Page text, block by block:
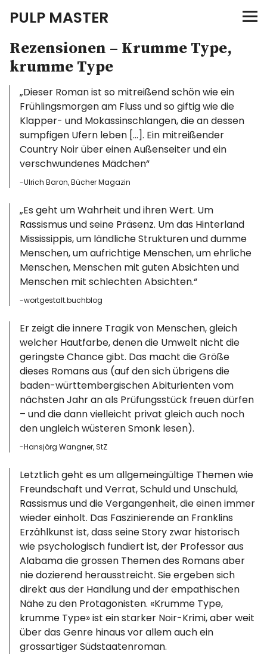
PULP MASTER
Programm
Merch
News
Instagram
Info
Rezensionen – Krumme Type,
krumme Type
„Dieser Roman ist so mitreißend schön wie ein
Frühlingsmorgen am Fluss und so giftig wie die
Klapper- und Mokassinschlangen, die an dessen
sumpfigen Ufern leben […]. Ein mitreißender
Country Noir über einen Außenseiter und ein
verschwundenes Mädchen“
-Ulrich Baron, Bücher Magazin
„Es geht um Wahrheit und ihren Wert. Um
Rassismus und seine Präsenz. Um das Hinterland
Mississippis, um ländliche Strukturen und dumme
Menschen, um aufrichtige Menschen, um ehrliche
Menschen, Menschen mit guten Absichten und
Menschen mit schlechten Absichten.“
-wortgestalt.buchblog
Er zeigt die innere Tragik von Menschen, gleich
welcher Hautfarbe, denen die Umwelt nicht die
geringste Chance gibt. Das macht die Größe
dieses Romans aus (auf den sich übrigens die
baden-württembergischen Abiturienten vom
nächsten Jahr an als Prüfungsstück freuen dürfen
– und die dann vielleicht privat gleich auch noch
den ungleich wüsteren Smonk lesen).
-Hansjörg Wangner, StZ
Letztlich geht es um allgemeingültige Themen wie
Freundschaft und Verrat, Schuld und Unschuld,
Rassismus und die Vergangenheit, die einen immer
wieder einholt. Das Faszinierende an Franklins
Erzählkunst ist, dass seine Story zwar historisch
wie psychologisch fundiert ist, der Professor aus
Alabama die grossen Themen des Romans aber
nie dozierend herausstreicht. Sie ergeben sich
direkt aus der Handlung und der empathischen
Nähe zu den Protagonisten. «Krumme Type,
krumme Type» ist ein starker Noir-Krimi, aber weit
über das Genre hinaus vor allem auch ein
grossartiger Südstaatenroman.